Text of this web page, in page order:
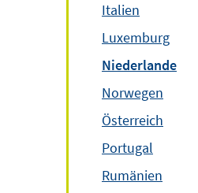
Italien
Luxemburg
Niederlande
Norwegen
Österreich
Portugal
Rumänien